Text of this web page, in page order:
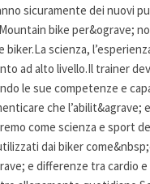
sicuramente dei nuovi
bike per&ograve;
scienza,
ad alto livello.Il trainer
le sue competenze e
che l’abilit&agrave;
come scienza e sport
dai biker
e differenze tra cardio